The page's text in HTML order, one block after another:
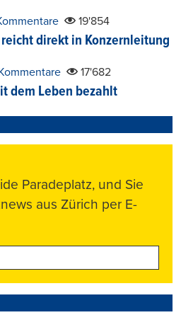
19'854
direkt in Konzernleitung
17'682
dem Leben bezahlt
Paradeplatz, und Sie
aus Zürich per E-